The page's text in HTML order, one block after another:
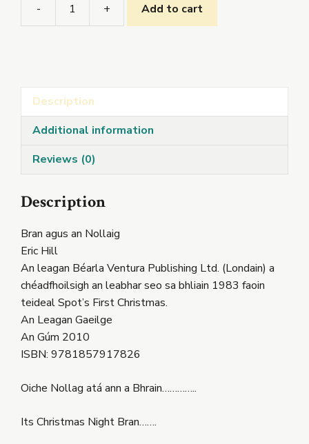
-
Bran
+ Add to cart
Description
Additional information
Reviews (0)
Description
Bran agus an Nollaig
Eric Hill
An leagan Béarla Ventura Publishing Ltd. (Londain) a
chéadfhoilsigh an leabhar seo sa bhliain 1983 faoin
teideal Spot’s First Christmas.
An Leagan Gaeilge
An Gúm 2010
ISBN: 9781857917826
Oiche Nollag atá ann a Bhrain…………..
Its Christmas Night Bran…….